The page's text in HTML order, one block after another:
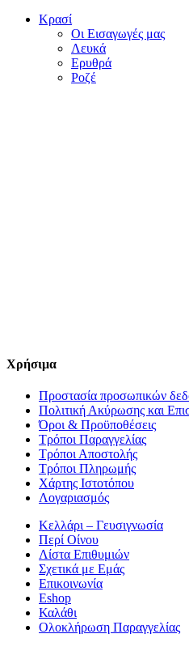
Κρασί
Οι Εισαγωγές μας
Λευκά
Ερυθρά
Ροζέ
Χρήσιμα
Προστασία προσωπικών
Πολιτική Ακύρωσης και
Όροι & Προϋποθέσεις
Τρόποι Παραγγελίας
Τρόποι Αποστολής
Τρόποι Πληρωμής
Χάρτης Ιστοτόπου
Λογαριασμός
Κελλάρι – Γευσιγνωσία
Περί Οίνου
Λίστα Επιθυμιών
Σχετικά με Εμάς
Επικοινωνία
Eshop
Καλάθι
Ολοκλήρωση Παραγγελίας